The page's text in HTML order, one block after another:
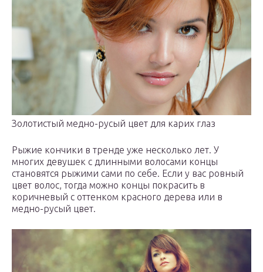
Золотистый медно-русый цвет для карих глаз
Рыжие кончики в тренде уже несколько лет. У
многих девушек с длинными волосами концы
становятся рыжими сами по себе. Если у вас ровный
цвет волос, тогда можно концы покрасить в
коричневый с оттенком красного дерева или в
медно-русый цвет.